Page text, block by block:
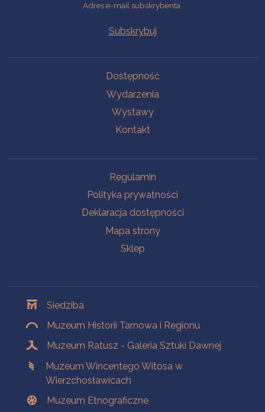
Adres e-mail subskrybenta.
Dostępność
Wydarzenia
Wystawy
Kontakt
Regulamin
Polityka prywatności
Deklaracja dostępności
Mapa strony
Sklep
Siedziba
Muzeum Historii Tarnowa i Regionu
Muzeum Ratusz - Galeria Sztuki Dawnej
Muzeum Wincentego Witosa w
Wierzchosławicach
Muzeum Etnograficzne